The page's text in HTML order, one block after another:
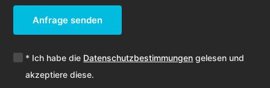
Anfrage senden
* Ich habe die Datenschutzbestimmungen gelesen und
akzeptiere diese.